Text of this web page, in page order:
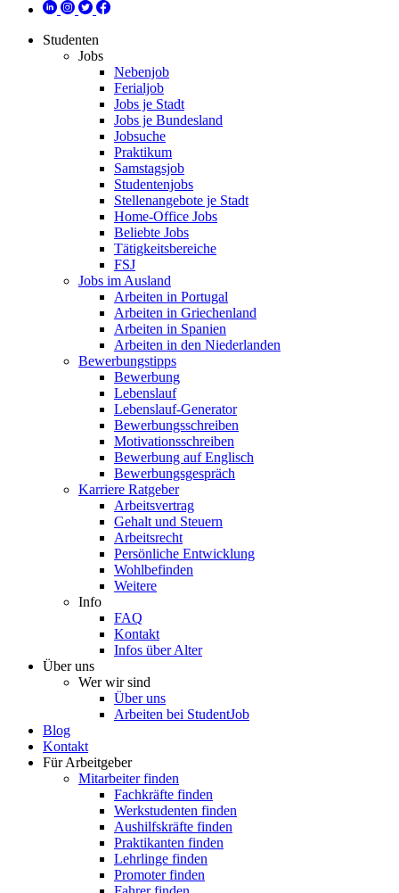
Studenten
Jobs
Nebenjob
Ferialjob
Jobs je Stadt
Jobs je Bundesland
Jobsuche
Praktikum
Samstagsjob
Studentenjobs
Stellenangebote je Stadt
Home-Office Jobs
Beliebte Jobs
Tätigkeitsbereiche
FSJ
Jobs im Ausland
Arbeiten in Portugal
Arbeiten in Griechenland
Arbeiten in Spanien
Arbeiten in den Niederlanden
Bewerbungstipps
Bewerbung
Lebenslauf
Lebenslauf-Generator
Bewerbungsschreiben
Motivationsschreiben
Bewerbung auf Englisch
Bewerbungsgespräch
Karriere Ratgeber
Arbeitsvertrag
Gehalt und Steuern
Arbeitsrecht
Persönliche Entwicklung
Wohlbefinden
Weitere
Info
FAQ
Kontakt
Infos über Alter
Über uns
Wer wir sind
Über uns
Arbeiten bei StudentJob
Blog
Kontakt
Für Arbeitgeber
Mitarbeiter finden
Fachkräfte finden
Werkstudenten finden
Aushilfskräfte finden
Praktikanten finden
Lehrlinge finden
Promoter finden